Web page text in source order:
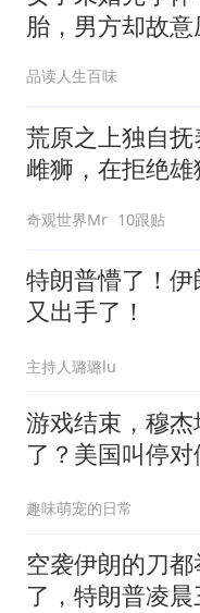
胎，男方却故意
品读人生百味
荒原之上独自抚
雌狮，在拒绝雄
时，竟然被用
奇观世界Mr 10跟贴
特朗普懵了！
又出手了！
主持人璐璐lu
游戏结束，穆
了？美国叫停对
趣味萌宠的日常
空袭伊朗的刀
了，特朗普凌晨